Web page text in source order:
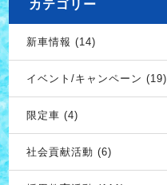
カテゴリー
新車情報 (14)
イベント/キャンペーン (19)
限定車 (4)
社会貢献活動 (6)